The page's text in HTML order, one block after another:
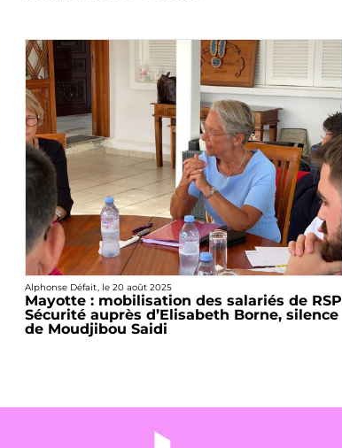
Alphonse Défait, le 20 août 2025
Mayotte : mobilisation des salariés de RSP
Sécurité auprès d’Elisabeth Borne, silence
de Moudjibou Saidi